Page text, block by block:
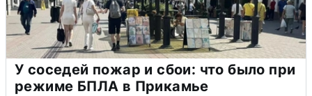
У соседей пожар и сбои: что было при
режиме БПЛА в Прикамье